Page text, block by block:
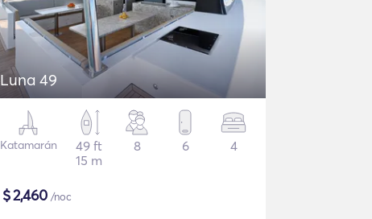
Luna 49
Katamarán
49 ft
15 m
8 6 4
$2,460 /noc